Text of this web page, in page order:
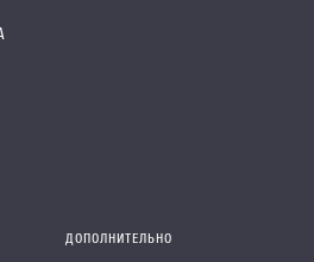
ДОПОЛНИТЕЛЬНО